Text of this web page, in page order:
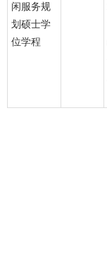
闲服务规
划硕士学
位学程